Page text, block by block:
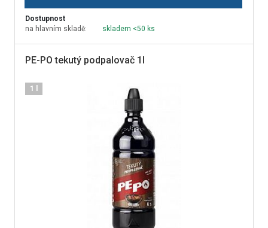
Dostupnost
na hlavním skladě:
skladem <50 ks
PE-PO tekutý podpalovač 1l
1 l